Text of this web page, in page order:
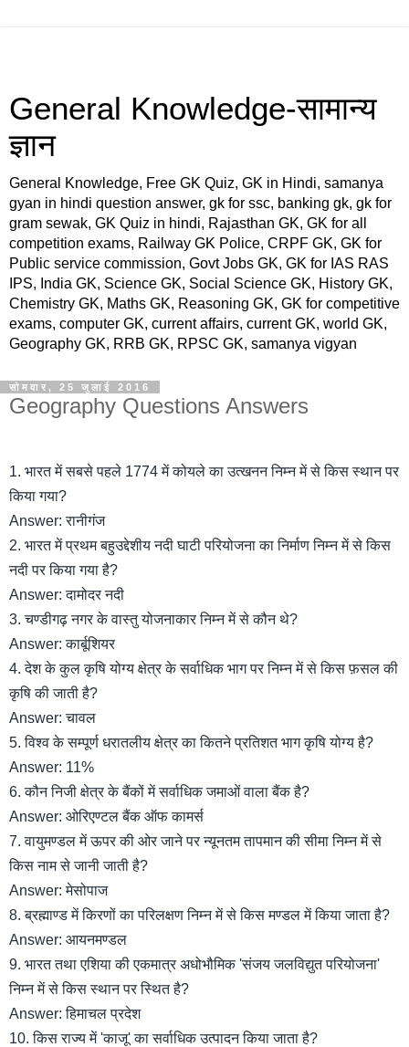
General Knowledge-सामान्य
ज्ञान
General Knowledge, Free GK Quiz, GK in Hindi, samanya
gyan in hindi question answer, gk for ssc, banking gk, gk for
gram sewak, GK Quiz in hindi, Rajasthan GK, GK for all
competition exams, Railway GK Police, CRPF GK, GK for
Public service commission, Govt Jobs GK, GK for IAS RAS
IPS, India GK, Science GK, Social Science GK, History GK,
Chemistry GK, Maths GK, Reasoning GK, GK for competitive
exams, computer GK, current affairs, current GK, world GK,
Geography GK, RRB GK, RPSC GK, samanya vigyan
सोमवार, 25 जुलाई 2016
Geography Questions Answers
1. भारत में सबसे पहले 1774 में कोयले का उत्खनन निम्न में से किस स्थान पर
किया गया?
Answer: रानीगंज
2. भारत में प्रथम बहुउद्देशीय नदी घाटी परियोजना का निर्माण निम्न में से किस
नदी पर किया गया है?
Answer: दामोदर नदी
3. चण्डीगढ़ नगर के वास्तु योजनाकार निम्न में से कौन थे?
Answer: कार्बूशियर
4. देश के कुल कृषि योग्य क्षेत्र के सर्वाधिक भाग पर निम्न में से किस फ़सल की
कृषि की जाती है?
Answer: चावल
5. विश्व के सम्पूर्ण धरातलीय क्षेत्र का कितने प्रतिशत भाग कृषि योग्य है?
Answer: 11%
6. कौन निजी क्षेत्र के बैंकों में सर्वाधिक जमाओं वाला बैंक है?
Answer: ओरिएण्टल बैंक ऑफ कामर्स
7. वायुमण्डल में ऊपर की ओर जाने पर न्यूनतम तापमान की सीमा निम्न में से
किस नाम से जानी जाती है?
Answer: मेसोपाज
8. ब्रह्माण्ड में किरणों का परिलक्षण निम्न में से किस मण्डल में किया जाता है?
Answer: आयनमण्डल
9. भारत तथा एशिया की एकमात्र अधोभौमिक 'संजय जलविद्युत परियोजना'
निम्न में से किस स्थान पर स्थित है?
Answer: हिमाचल प्रदेश
10. किस राज्य में 'काजू' का सर्वाधिक उत्पादन किया जाता है?